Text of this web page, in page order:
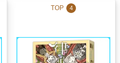
TOP 4